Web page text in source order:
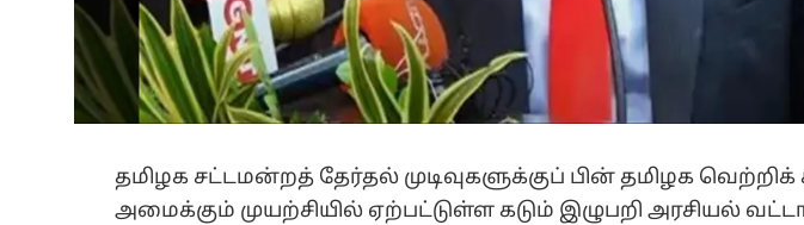
தமிழக சட்டமன்றத் தேர்தல் முடிவுகளுக்குப் பின் தமிழக
அமைக்கும் முயற்சியில் ஏற்பட்டுள்ள கடும் இழுபறி அரசியல்